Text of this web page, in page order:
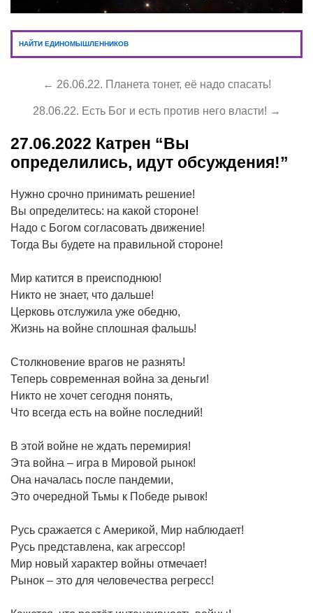
НАЙТИ ЕДИНОМЫШЛЕННИКОВ
← 26.06.22. Планета тонет, её надо спасать!
28.06.22. Есть Бог и есть против него власти! →
27.06.2022 Катрен “Вы
определились, идут обсуждения!”
Нужно срочно принимать решение!
Вы определитесь: на какой стороне!
Надо с Богом согласовать движение!
Тогда Вы будете на правильной стороне!
Мир катится в преисподнюю!
Никто не знает, что дальше!
Церковь отслужила уже обедню,
Жизнь на войне сплошная фальшь!
Столкновение врагов не разнять!
Теперь современная война за деньги!
Никто не хочет сегодня понять,
Что всегда есть на войне последний!
В этой войне не ждать перемирия!
Эта война – игра в Мировой рынок!
Она началась после пандемии,
Это очередной Тьмы к Победе рывок!
Русь сражается с Америкой, Мир наблюдает!
Русь представлена, как агрессор!
Мир новый характер войны отмечает!
Рынок – это для человечества регресс!